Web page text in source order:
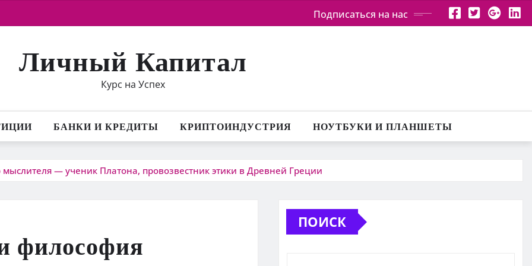
Подписаться на нас
Личный Капитал
Курс на Успех
БАНКИ И КРЕДИТЫ КРИПТОИНДУСТРИЯ НОУТБУКИ И ПЛАНШЕТЫ
— ученик Платона, провозвестник этики в Древней Греции
философия
ПОИСК